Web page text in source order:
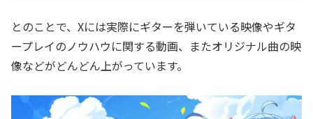
とのことで、Xには実際にギターを弾いている映像やギタ
ープレイのノウハウに関する動画、またオリジナル曲の映
像などがどんどん上がっています。